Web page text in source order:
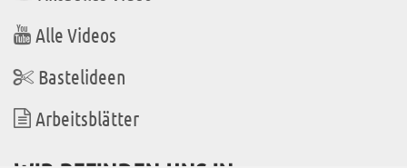
Alle Videos
Bastelideen
Arbeitsblätter